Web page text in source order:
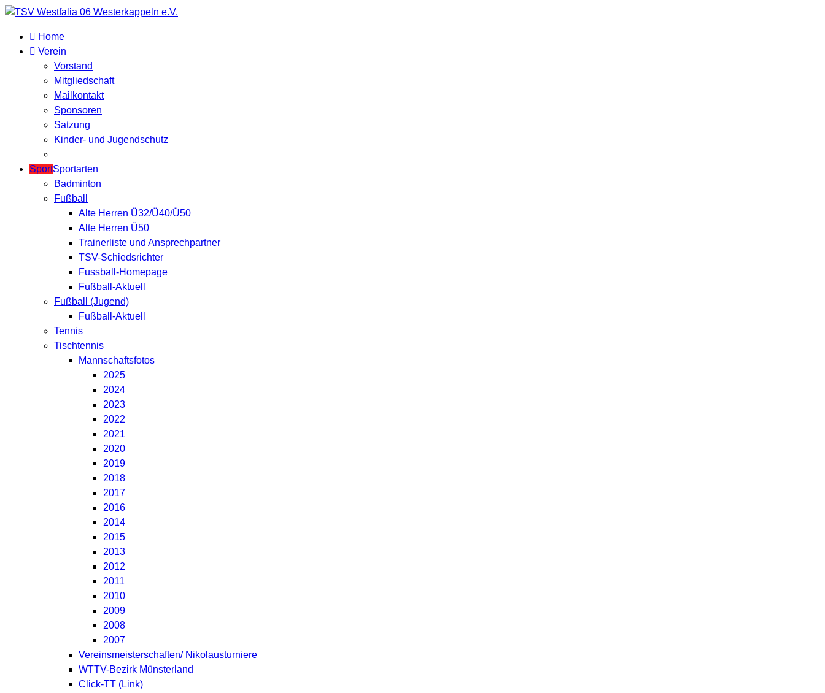
Home
Verein
Vorstand
Mitgliedschaft
Mailkontakt
Sponsoren
Satzung
Kinder- und Jugendschutz
SportSportarten
Badminton
Fußball
Alte Herren Ü32/Ü40/Ü50
Alte Herren Ü50
Trainerliste und Ansprechpartner
TSV-Schiedsrichter
Fussball-Homepage
Fußball-Aktuell
Fußball (Jugend)
Fußball-Aktuell
Tennis
Tischtennis
Mannschaftsfotos
2025
2024
2023
2022
2021
2020
2019
2018
2017
2016
2014
2015
2013
2012
2011
2010
2009
2008
2007
Vereinsmeisterschaften/ Nikolausturniere
WTTV-Bezirk Münsterland
Click-TT (Link)